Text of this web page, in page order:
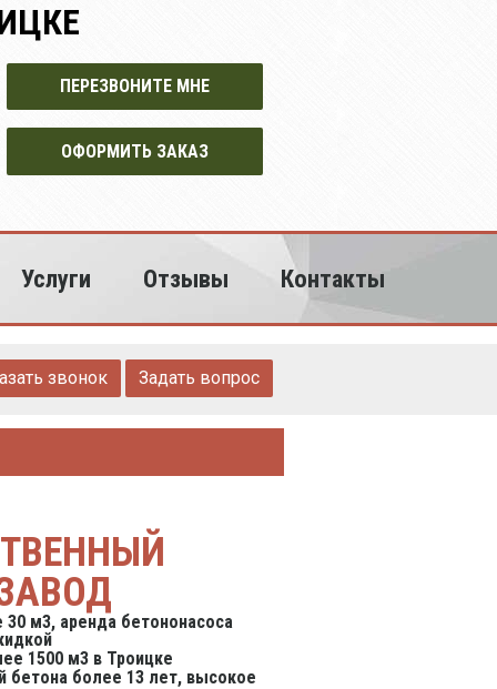
ПЕРЕЗВОНИТЕ МНЕ
ОФОРМИТЬ ЗАКАЗ
Услуги Отзывы Контакты
звонок Задать вопрос
м3, аренда бетононасоса
1500 м3 в Троицке
более 13 лет, высокое